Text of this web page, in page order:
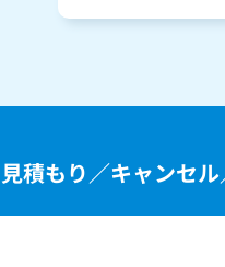
見積もり／キャンセ